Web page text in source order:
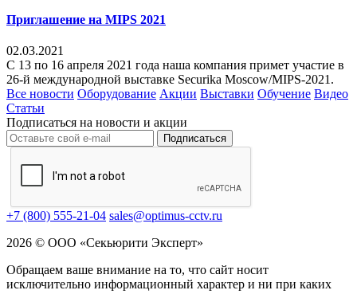
Приглашение на MIPS 2021
02.03.2021
С 13 по 16 апреля 2021 года наша компания примет участие в
26-й международной выставке Securika Moscow/MIPS-2021.
Все новости Оборудование Акции Выставки Обучение Видео
Статьи
Подписаться на новости и акции
Подписаться
+7 (800) 555-21-04 sales@optimus-cctv.ru
2026 © ООО «Секьюрити Эксперт»
Обращаем ваше внимание на то, что сайт носит
исключительно информационный характер и ни при каких